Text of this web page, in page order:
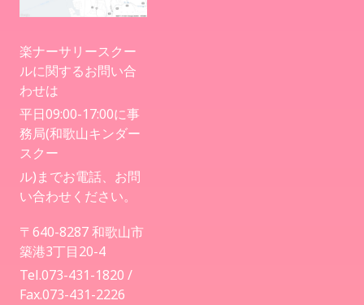
楽ナーサリースクー
ルに関するお問い合
わせは
平日09:00-17:00に事
務局(和歌山キンダー
スクー
ル)までお電話、お問
い合わせください。
〒640-8287 和歌山市
築港3丁目20-4
Tel.073-431-1820 /
Fax.073-431-2226